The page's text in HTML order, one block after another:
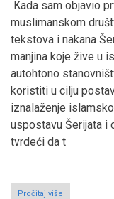
Kada sam objavio
muslimanskom
tekstova i nakana
manjina koje žive u
autohtono
koristiti u cilju
iznalaženje
uspostavu Šerijata i
tvrdeći da t
Pročitaj više